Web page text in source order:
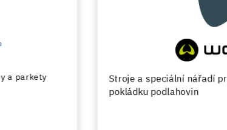
Stroje a speciální nářadí pro přípravu podkladu a
pokládku podlahovin